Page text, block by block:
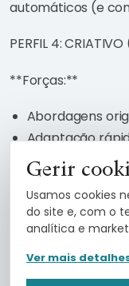
automáticos (e
PERFIL 4:
**Forças:**
Abordagens
Adaptação
Mensagens
Storytelling
**Fraquezas:**
Scripts rígidos
Processos
Gerir
Usamos cookies
do site e, com o
analítica e
Ver mais